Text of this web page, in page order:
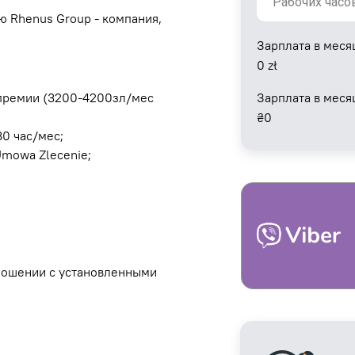
Зарплата в
0 zł
Зарплата в
₴0
Rhenus Group - компания,
премии (3200-4200зл/мес
час/мес;
Zlecenie;
с установленными